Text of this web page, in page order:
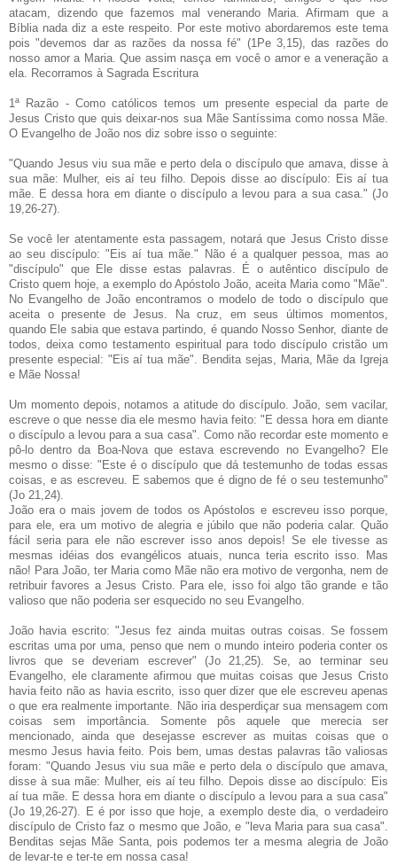
atacam, dizendo que fazemos mal venerando Maria. Afirmam que a
Bíblia nada diz a este respeito. Por este motivo abordaremos este tema
pois "devemos dar as razões da nossa fé" (1Pe 3,15), das razões do
nosso amor a Maria. Que assim nasça em você o amor e a veneração a
ela. Recorramos à Sagrada Escritura
1ª Razão - Como católicos temos um presente especial da parte de
Jesus Cristo que quis deixar-nos sua Mãe Santíssima como nossa Mãe.
O Evangelho de João nos diz sobre isso o seguinte:
"Quando Jesus viu sua mãe e perto dela o discípulo que amava, disse à
sua mãe: Mulher, eis aí teu filho. Depois disse ao discípulo: Eis aí tua
mãe. E dessa hora em diante o discípulo a levou para a sua casa." (Jo
19,26-27).
Se você ler atentamente esta passagem, notará que Jesus Cristo disse
ao seu discípulo: "Eis aí tua mãe." Não é a qualquer pessoa, mas ao
"discípulo" que Ele disse estas palavras. É o autêntico discípulo de
Cristo quem hoje, a exemplo do Apóstolo João, aceita Maria como "Mãe".
No Evangelho de João encontramos o modelo de todo o discípulo que
aceita o presente de Jesus. Na cruz, em seus últimos momentos,
quando Ele sabia que estava partindo, é quando Nosso Senhor, diante de
todos, deixa como testamento espiritual para todo discípulo cristão um
presente especial: "Eis aí tua mãe". Bendita sejas, Maria, Mãe da Igreja
e Mãe Nossa!
Um momento depois, notamos a atitude do discípulo. João, sem vacilar,
escreve o que nesse dia ele mesmo havia feito: "E dessa hora em diante
o discípulo a levou para a sua casa". Como não recordar este momento e
pô-lo dentro da Boa-Nova que estava escrevendo no Evangelho? Ele
mesmo o disse: "Este é o discípulo que dá testemunho de todas essas
coisas, e as escreveu. E sabemos que é digno de fé o seu testemunho"
(Jo 21,24).
João era o mais jovem de todos os Apóstolos e escreveu isso porque,
para ele, era um motivo de alegria e júbilo que não poderia calar. Quão
fácil seria para ele não escrever isso anos depois! Se ele tivesse as
mesmas idéias dos evangélicos atuais, nunca teria escrito isso. Mas
não! Para João, ter Maria como Mãe não era motivo de vergonha, nem de
retribuir favores a Jesus Cristo. Para ele, isso foi algo tão grande e tão
valioso que não poderia ser esquecido no seu Evangelho.
João havia escrito: "Jesus fez ainda muitas outras coisas. Se fossem
escritas uma por uma, penso que nem o mundo inteiro poderia conter os
livros que se deveriam escrever" (Jo 21,25). Se, ao terminar seu
Evangelho, ele claramente afirmou que muitas coisas que Jesus Cristo
havia feito não as havia escrito, isso quer dizer que ele escreveu apenas
o que era realmente importante. Não iria desperdiçar sua mensagem com
coisas sem importância. Somente pôs aquele que merecia ser
mencionado, ainda que desejasse escrever as muitas coisas que o
mesmo Jesus havia feito. Pois bem, umas destas palavras tão valiosas
foram: "Quando Jesus viu sua mãe e perto dela o discípulo que amava,
disse à sua mãe: Mulher, eis aí teu filho. Depois disse ao discípulo: Eis
aí tua mãe. E dessa hora em diante o discípulo a levou para a sua casa"
(Jo 19,26-27). E é por isso que hoje, a exemplo deste dia, o verdadeiro
discípulo de Cristo faz o mesmo que João, e "leva Maria para sua casa".
Benditas sejas Mãe Santa, pois podemos ter a mesma alegria de João
de levar-te e ter-te em nossa casa!